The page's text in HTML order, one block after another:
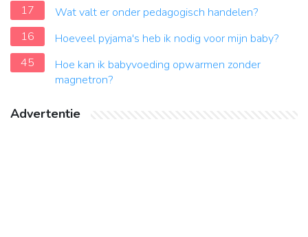
17
Wat valt er onder pedagogisch handelen?
16
Hoeveel pyjama's heb ik nodig voor mijn baby?
45
Hoe kan ik babyvoeding opwarmen zonder
magnetron?
Advertentie